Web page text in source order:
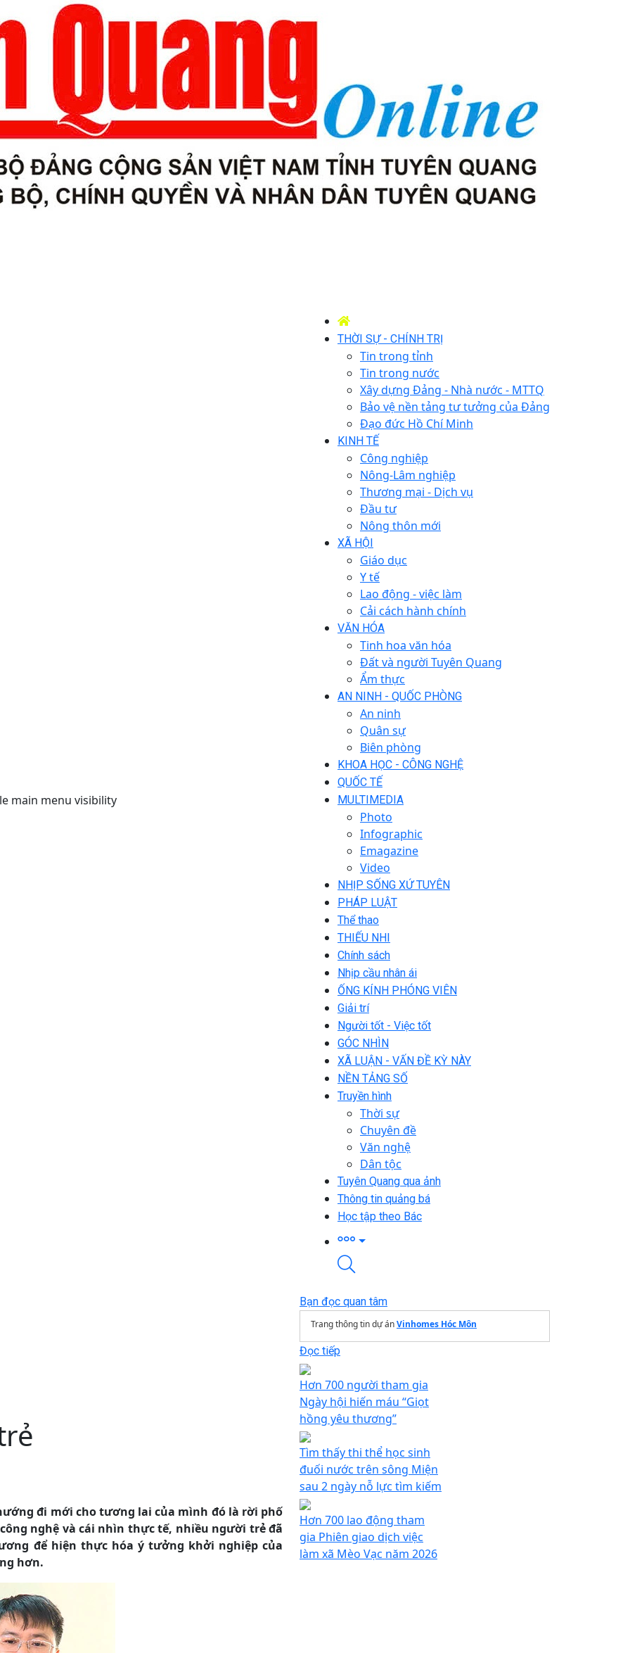
main menu visibility
THỜI SỰ - CHÍNH TRỊ
Tin trong tỉnh
Tin trong nước
Xây dựng Đảng - Nhà nước - MTTQ
Bảo vệ nền tảng tư tưởng của Đảng
Đạo đức Hồ Chí Minh
KINH TẾ
Công nghiệp
Nông-Lâm nghiệp
Thương mại - Dịch vụ
Đầu tư
Nông thôn mới
XÃ HỘI
Giáo dục
Y tế
Lao động - việc làm
Cải cách hành chính
VĂN HÓA
Tinh hoa văn hóa
Đất và người Tuyên Quang
Ẩm thực
AN NINH - QUỐC PHÒNG
An ninh
Quân sự
Biên phòng
KHOA HỌC - CÔNG NGHỆ
QUỐC TẾ
MULTIMEDIA
Photo
Infographic
Emagazine
Video
NHỊP SỐNG XỨ TUYÊN
PHÁP LUẬT
Thể thao
THIẾU NHI
Chính sách
Nhịp cầu nhân ái
ỐNG KÍNH PHÓNG VIÊN
Giải trí
Người tốt - Việc tốt
GÓC NHÌN
XÃ LUẬN - VẤN ĐỀ KỲ NÀY
NỀN TẢNG SỐ
Truyền hình
Thời sự
Chuyên đề
Văn nghệ
Dân tộc
Tuyên Quang qua ảnh
Thông tin quảng bá
Học tập theo Bác
đi mới cho tương lai của mình đó là rời phố
nghệ và cái nhìn thực tế, nhiều người trẻ đã
để hiện thực hóa ý tưởng khởi nghiệp của
hơn.
Bạn đọc quan tâm
Trang thông tin dự ánVinhomes Hóc Môn
Đọc tiếp
Hơn 700 người tham gia
Ngày hội hiến máu “Giọt
hồng yêu thương”
Tìm thấy thi thể học sinh
đuối nước trên sông Miện
sau 2 ngày nỗ lực tìm kiếm
Hơn 700 lao động tham
gia Phiên giao dịch việc
làm xã Mèo Vạc năm 2026